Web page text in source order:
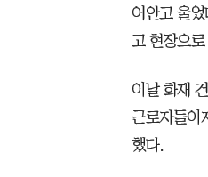
어안고 울
고 현장으
이날 화재
근로자들이
했다.